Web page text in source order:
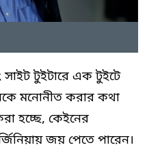
সাইট টুইটারে এক টুইটে
মনোনীত করার কথা
হচ্ছে, কেইনের
জয় পেতে পারেন।